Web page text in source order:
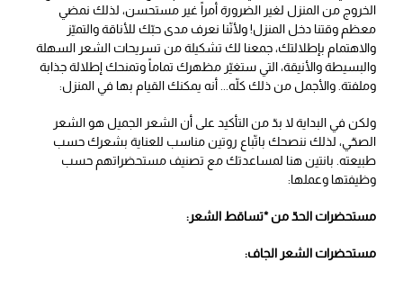
الخروج من المنزل لغير الضرورة أمراً غير مستحسن، لذلك نمضي
معظم وقتنا دخل المنزل! ولأنّنا نعرف مدى حبّك للأناقة والتميّز
والاهتمام بإطلالتك، جمعنا لك تشكيلة من تسريحات الشعر السهلة
والبسيطة والأنيقة، التي ستغيّر مظهرك تماماً وتمنحك إطلالة جذابة
وملفتة. والأجمل من ذلك كلّه... أنه يمكنك القيام بها في المنزل:
ولكن في البداية لا بدّ من التأكيد على أن الشعر الجميل هو الشعر
الصحّي، لذلك ننصحك باتّباع روتين مناسب للعناية بشعرك حسب
طبيعته. بانتين هنا لمساعدتك مع تصنيف مستحضراتهم حسب
وظيفتها وعملها:
مستحضرات الحدّ من *تساقط الشعر:
مستحضرات الشعر الجاف: